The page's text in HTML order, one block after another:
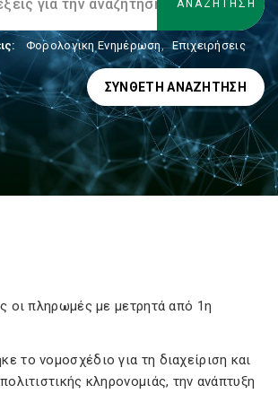
Φορολογικη Ενημέρωση, Επιχειρήσεις
ΣΎΝΘΕΤΗ ΑΝΑΖΉΤΗΣΗ
οι πληρωμές με μετρητά από 1η
το νομοσχέδιο για τη διαχείριση και
κληρονομιάς, την ανάπτυξη